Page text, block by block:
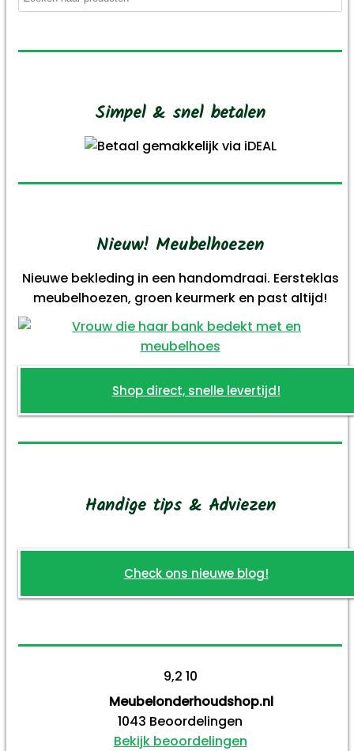
Simpel & snel betalen
Nieuw! Meubelhoezen
Nieuwe bekleding in een handomdraai. Eersteklas
meubelhoezen, groen keurmerk en past altijd!
Shop direct, snelle levertijd!
Handige tips & Adviezen
Check ons nieuwe blog!
9,2 10
Meubelonderhoudshop.nl
1043 Beoordelingen
Bekijk beoordelingen